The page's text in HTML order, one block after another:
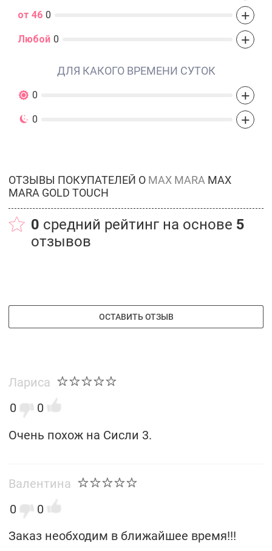
от 46 0 +
Любой 0 +
ДЛЯ КАКОГО ВРЕМЕНИ СУТОК
0 +
0 +
ОТЗЫВЫ ПОКУПАТЕЛЕЙ О MAX MARA MAX
MARA GOLD TOUCH
0 средний рейтинг на основе 5
отзывов
ОСТАВИТЬ ОТЗЫВ
Лариса
0
0
Очень похож на Сисли 3.
Валентина
0
0
Заказ необходим в ближайшее время!!!